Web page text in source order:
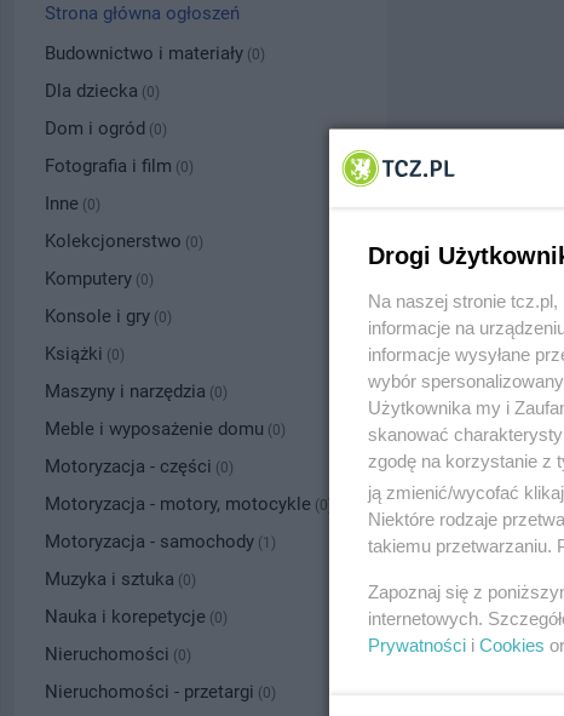
Strona główna ogłoszeń
Budownictwo i materiały (0)
Dla dziecka (0)
Dom i ogród (0)
Fotografia i film (0)
Inne (0)
Kolekcjonerstwo (0)
Komputery (0)
Konsole i gry (0)
Książki (0)
Maszyny i narzędzia (0)
Meble i wyposażenie domu (0)
Motoryzacja - części (0)
Motoryzacja - motory, motocykle (0)
Motoryzacja - samochody (1)
Muzyka i sztuka (0)
Nauka i korepetycje (0)
Nieruchomości (0)
Nieruchomości - przetargi (0)
Drogi
Na naszej stronie
informacje na
informacje wysyłane
wybór
Użytkownika my i
skanować
zgodę na korzystanie z
ją zmienić/wycofać
Niektóre rodzaje
takiemu przetwarzaniu.
Zapoznaj się z
internetowych.
Prywatności i Cookies